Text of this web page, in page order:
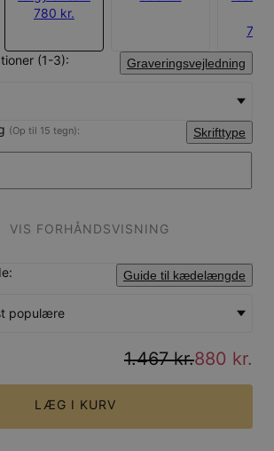
780 kr.
780
(1-3):
Graveringsvejledning
(Op til 15 tegn): Skrifttype
VIS FORHÅNDSVISNING
Guide til kædelængde
populære
1.467 kr.880 kr.
LÆG I KURV